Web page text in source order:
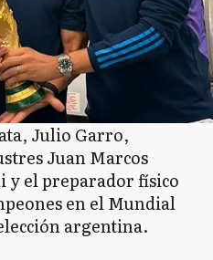
Julio Garro,
Juan Marcos
y el preparador físico
en el Mundial
argentina.